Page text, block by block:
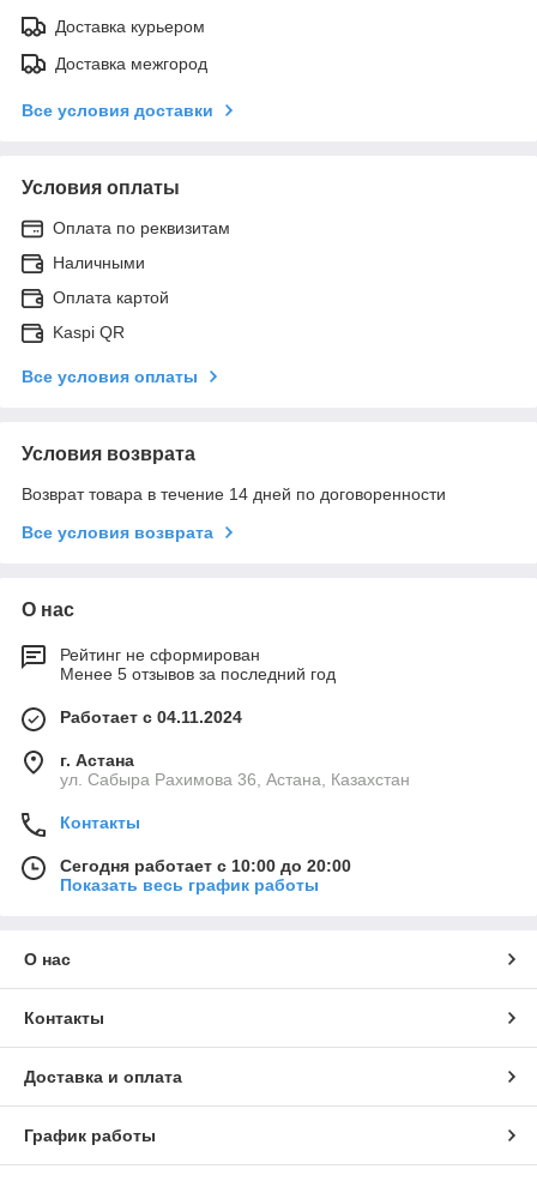
Доставка курьером
Доставка межгород
Все условия доставки
Условия оплаты
Оплата по реквизитам
Наличными
Оплата картой
Kaspi QR
Все условия оплаты
Условия возврата
Возврат товара в течение 14 дней по договоренности
Все условия возврата
О нас
Рейтинг не сформирован
Менее 5 отзывов за последний год
Работает с 04.11.2024
г. Астана
ул. Сабыра Рахимова 36, Астана, Казахстан
Контакты
Сегодня работает с 10:00 до 20:00
Показать весь график работы
О нас
Контакты
Доставка и оплата
График работы